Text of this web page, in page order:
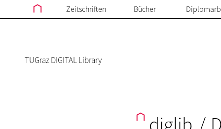
Zeitschriften Bücher
TUGraz DIGITAL Library